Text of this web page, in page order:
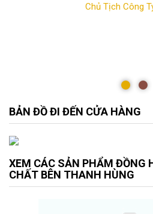
Chủ Tịch Công
BẢN ĐỒ ĐI ĐẾN CỬA HÀNG
XEM CÁC SẢN PHẨM ĐỒNG
CHẤT BÊN THANH HÙNG